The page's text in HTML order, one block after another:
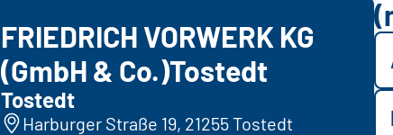
FRIEDRICH VORWERK KG
(GmbH & Co.)Tostedt
Tostedt
Harburger Straße 19, 21255 Tostedt